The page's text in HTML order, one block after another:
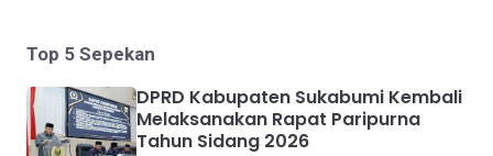
Top 5 Sepekan
DPRD Kabupaten Sukabumi Kembali
Melaksanakan Rapat Paripurna
Tahun Sidang 2026